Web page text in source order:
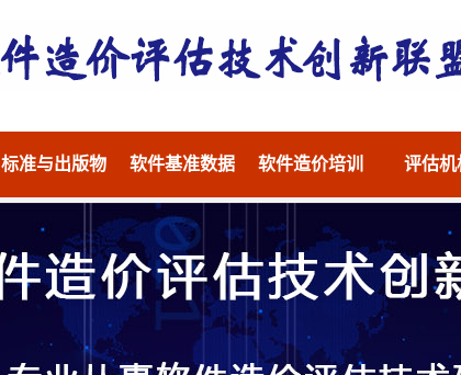
标准与出版物 软件基准数据 软件造价培训 评估机